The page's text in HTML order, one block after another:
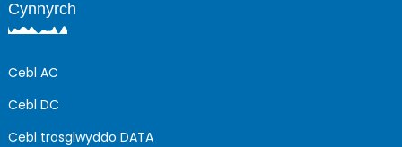
Cynnyrch
Cebl AC
Cebl DC
Cebl trosglwyddo DATA